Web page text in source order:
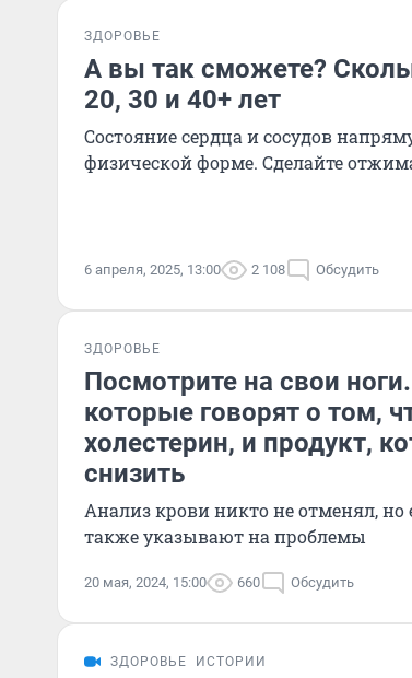
ЗДОРОВЬЕ
А вы так сможете?
20, 30 и 40+ лет
Состояние сердца и сосудов
физической форме. Сделайте
6 апреля, 2025, 13:00 2 108 Обсудить
ЗДОРОВЬЕ
Посмотрите на свои
которые говорят о том,
холестерин, и продукт,
снизить
Анализ крови никто не отменял, но
также указывают на проблемы
20 мая, 2024, 15:00 660 Обсудить
ЗДОРОВЬЕ ИСТОРИИ